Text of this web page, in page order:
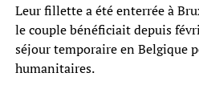
Leur fillette a été enterrée à
le couple bénéficiait depuis
séjour temporaire en Belgique
humanitaires.